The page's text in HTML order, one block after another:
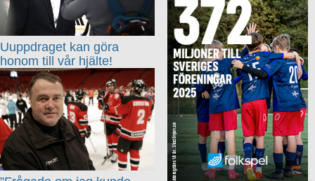
Uuppdraget kan göra
honom till vår hjälte!